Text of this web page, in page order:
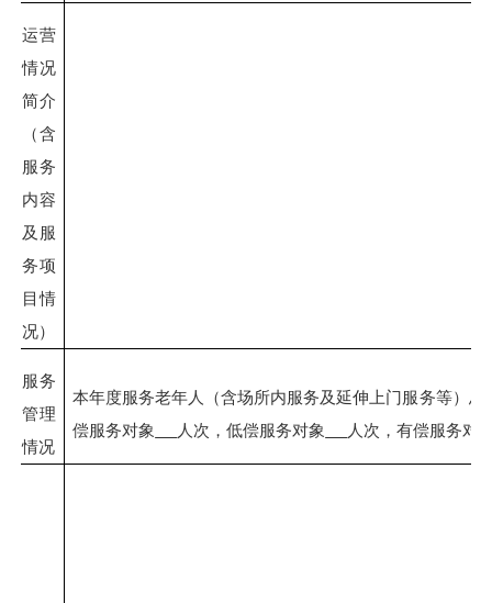
运营
情况
简介
（含
服务
内容
及服
务项
目情
况）
服务
管理
情况
本年度服务老年人 （含场所内服务及延伸上门服务等） 总
偿服务对象 人 次 ，低偿服务对象 人 次 ，有偿服务对